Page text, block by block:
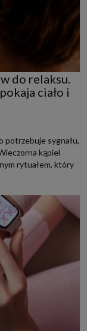
do relaksu.
ciało i
potrzebuje sygnału,
kąpiel
rytuałem, który